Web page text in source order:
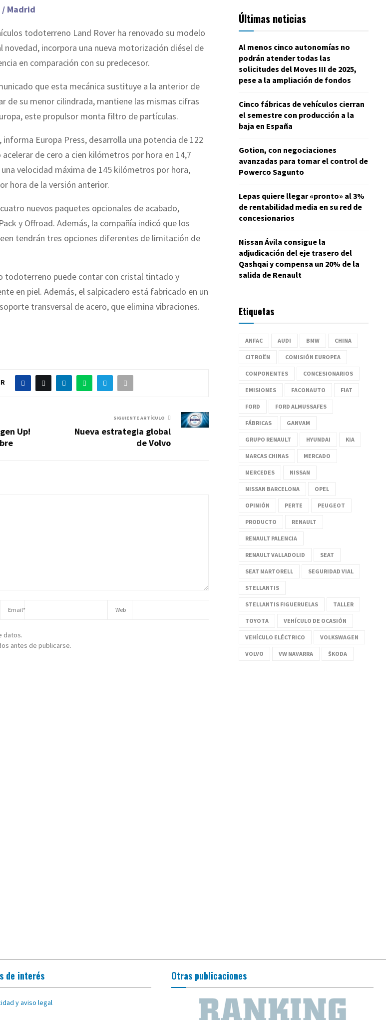
Madrid
todoterreno Land Rover ha renovado su modelo
novedad, incorpora una nueva motorización diésel de
en comparación con su predecesor.
que esta mecánica sustituye a la anterior de
de su menor cilindrada, mantiene las mismas cifras
este propulsor monta filtro de partículas.
Europa Press, desarrolla una potencia de 122
de cero a cien kilómetros por hora en 14,7
velocidad máxima de 145 kilómetros por hora,
hora de la versión anterior.
nuevos paquetes opcionales de acabado,
y Offroad. Además, la compañía indicó que los
tendrán tres opciones diferentes de limitación de
todoterreno puede contar con cristal tintado y
en piel. Además, el salpicadero está fabricado en un
transversal de acero, que elimina vibraciones.
Up!
SIGUIENTE ARTÍCULO
Nueva estrategia global
de Volvo
datos.
antes de publicarse.
Últimas noticias
Al menos cinco autonomías no
podrán atender todas las
solicitudes del Moves III de 2025,
pese a la ampliación de fondos
Cinco fábricas de vehículos cierran
el semestre con producción a la
baja en España
Gotion, con negociaciones
avanzadas para tomar el control de
Powerco Sagunto
Lepas quiere llegar «pronto» al 3%
de rentabilidad media en su red de
concesionarios
Nissan Ávila consigue la
adjudicación del eje trasero del
Qashqai y compensa un 20% de la
salida de Renault
Etiquetas
ANFAC AUDI BMW CHINA
CITROËN COMISIÓN EUROPEA
COMPONENTES CONCESIONARIOS
EMISIONES FACONAUTO FIAT
FORD FORD ALMUSSAFES
FÁBRICAS GANVAM
GRUPO RENAULT HYUNDAI KIA
MARCAS CHINAS MERCADO
MERCEDES NISSAN
NISSAN BARCELONA OPEL
OPINIÓN PERTE PEUGEOT
PRODUCTO RENAULT
RENAULT PALENCIA
RENAULT VALLADOLID SEAT
SEAT MARTORELL SEGURIDAD VIAL
STELLANTIS
STELLANTIS FIGUERUELAS TALLER
TOYOTA VEHÍCULO DE OCASIÓN
VEHÍCULO ELÉCTRICO VOLKSWAGEN
VOLVO VW NAVARRA ŠKODA
de interés
y aviso legal
Otras publicaciones